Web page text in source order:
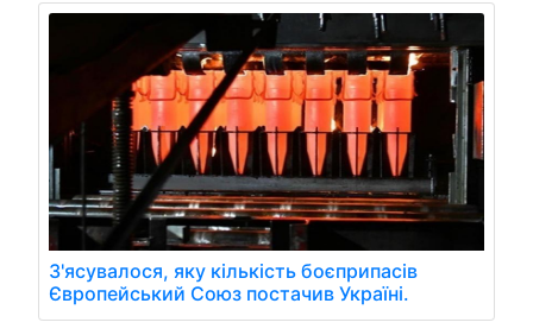
З'ясувалося, яку кількість боєприпасів
Європейський Союз постачив Україні.